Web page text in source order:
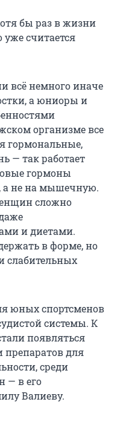
бы раз в жизни
считается
всё немного иначе
а юниоры и
организме все
гормональные,
— так работает
гормоны
а не на мышечную.
сложно
и диетами.
в форме, но
слабительных
юных спортсменов
системы. К
появляться
препаратов для
среди
— в его
Валиеву.